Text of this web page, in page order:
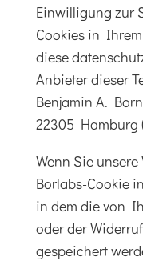
Einwilligung zur
Cookies in
diese
Anbieter dieser
Benjamin A.
22305 Hamburg
Wenn Sie
Borlabs-Cookie
in dem die von
oder der
gespeichert